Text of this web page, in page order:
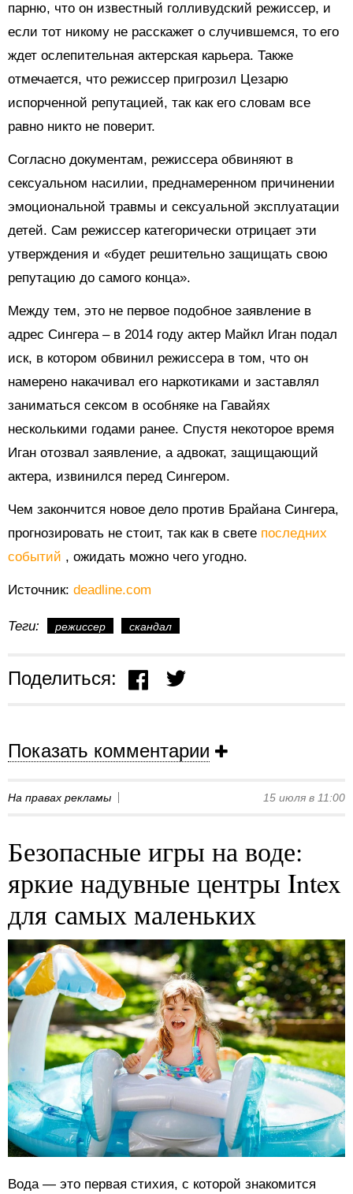
парню, что он известный голливудский режиссер, и
если тот никому не расскажет о случившемся, то его
ждет ослепительная актерская карьера. Также
отмечается, что режиссер пригрозил Цезарю
испорченной репутацией, так как его словам все
равно никто не поверит.
Согласно документам, режиссера обвиняют в
сексуальном насилии, преднамеренном причинении
эмоциональной травмы и сексуальной эксплуатации
детей. Сам режиссер категорически отрицает эти
утверждения и «будет решительно защищать свою
репутацию до самого конца».
Между тем, это не первое подобное заявление в
адрес Сингера – в 2014 году актер Майкл Иган подал
иск, в котором обвинил режиссера в том, что он
намерено накачивал его наркотиками и заставлял
заниматься сексом в особняке на Гавайях
несколькими годами ранее. Спустя некоторое время
Иган отозвал заявление, а адвокат, защищающий
актера, извинился перед Сингером.
Чем закончится новое дело против Брайана Сингера,
прогнозировать не стоит, так как в свете последних
событий , ожидать можно чего угодно.
Источник: deadline.com
Теги: режиссер скандал
Поделиться:
Показать комментарии
На правах рекламы 15 июля в 11:00
Безопасные игры на воде:
яркие надувные центры Intex
для самых маленьких
Вода — это первая стихия, с которой знакомится